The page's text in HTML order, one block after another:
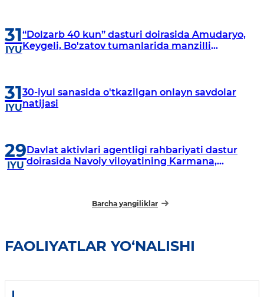
31
IYU
“Dolzarb 40 kun” dasturi doirasida Amudaryo,
Keygeli, Bo'zatov tumanlarida manzilli
31
IYU
30-iyul sanasida o'tkazilgan onlayn savdolar
natijasi
29
IYU
Davlat aktivlari agentligi rahbariyati dastur
doirasida Navoiy viloyatining Karmana,
Barcha yangiliklar
FAOLIYATLAR YO‘NALISHI